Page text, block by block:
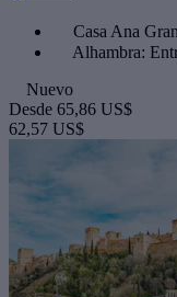
Casa Ana
Alhambra:
Nuevo
Desde 65,86 US$
62,57 US$